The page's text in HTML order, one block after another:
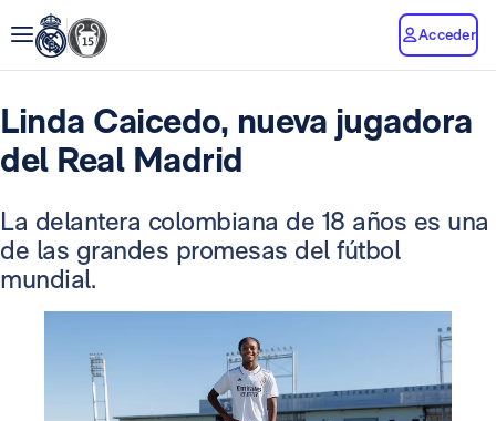
Acceder
Linda Caicedo, nueva jugadora
del Real Madrid
La delantera colombiana de 18 años es una
de las grandes promesas del fútbol
mundial.